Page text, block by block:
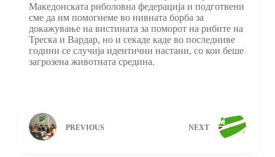
Македонската риболовна федерација и подготвени
сме да им помогнеме во нивната борба за
докажување на вистината за поморот на рибите на
Треска и Вардар, но и секаде каде во последниве
години се случија идентични настани, со кои беше
загрозена животната средина.
PREVIOUS NEXT